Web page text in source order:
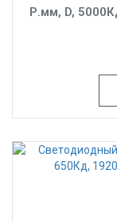
Р.мм, D,